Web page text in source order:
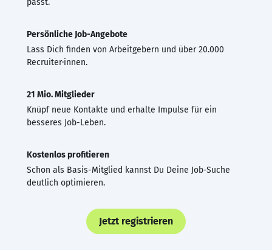
Persönliche Job-Angebote
Lass Dich finden von Arbeitgebern und über 20.000
Recruiter·innen.
21 Mio. Mitglieder
Knüpf neue Kontakte und erhalte Impulse für ein
besseres Job-Leben.
Kostenlos profitieren
Schon als Basis-Mitglied kannst Du Deine Job-Suche
deutlich optimieren.
Jetzt registrieren